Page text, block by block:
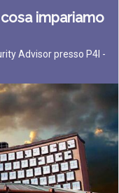
impariamo
Advisor presso P4I -